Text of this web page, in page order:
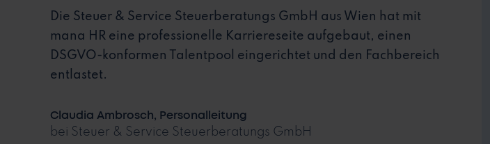
Die Steuer & Service Steuerberatungs GmbH aus Wien hat mit
mana HR eine professionelle Karriereseite aufgebaut, einen
DSGVO-konformen Talentpool eingerichtet und den Fachbereich
entlastet.
Claudia Ambrosch, Personalleitung
bei Steuer & Service Steuerberatungs GmbH